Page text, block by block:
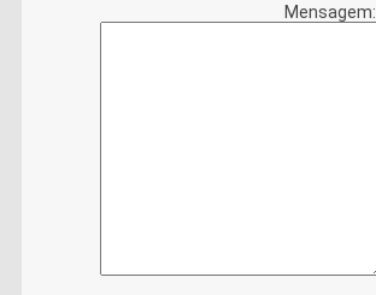
Mensagem: